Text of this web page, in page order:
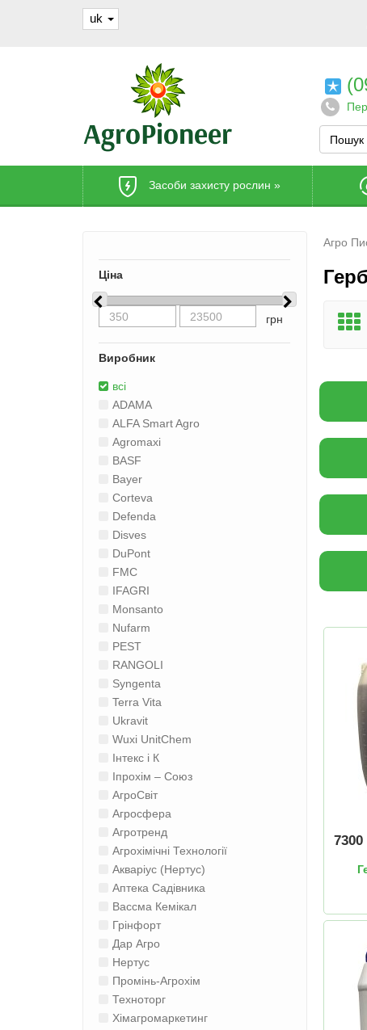
uk
Засоби захисту рослин »
Агро
7300
Ціна
грн
Виробник
всі
ADAMA
ALFA Smart Agro
Agromaxi
BASF
Bayer
Corteva
Defenda
Disves
DuPont
FMC
IFAGRI
Monsanto
Nufarm
PEST
RANGOLI
Syngenta
Terra Vita
Ukravit
Wuxi UnitChem
Інтекс і К
Іпрохім – Союз
АгроСвіт
Агросфера
Агротренд
Агрохімічні Технології
Акваріус (Нертус)
Аптека Садівника
Вассма Кемікал
Грінфорт
Дар Агро
Нертус
Промінь-Агрохім
Техноторг
Хімагромаркетинг